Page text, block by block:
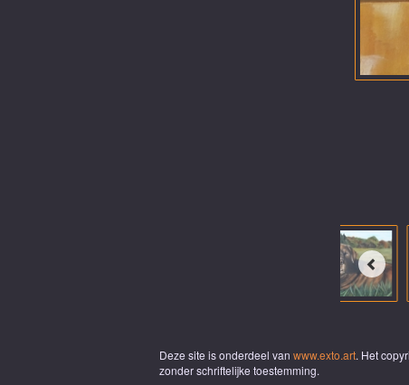
Deze site is onderdeel van www.exto.art. Het
zonder schriftelijke toestemming.